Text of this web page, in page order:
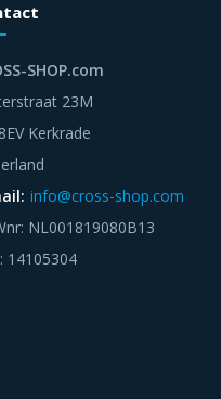
SHOP.com
23M
Kerkrade
info@cross-shop.com
NL001819080B13
14105304